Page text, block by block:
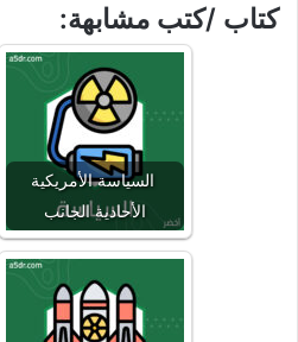
كتاب /كتب مشابهة:
السياسة الأمريكية
الأحادية الجانب